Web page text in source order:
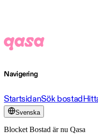
Navigering
StartsidanSök bostad
Svenska
Blocket Bostad är nu Qasa